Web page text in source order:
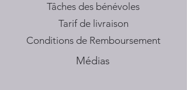
Tâches des bénévoles
Tarif de livraison
Conditions de Remboursement
Médias